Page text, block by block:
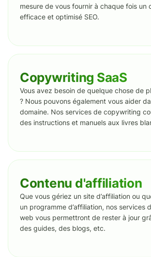
mesure de vous fournir à chaque fois un
efficace et optimisé SEO.
Copywriting SaaS
Vous avez besoin de quelque chose de
? Nous pouvons également vous aider
domaine. Nos services de copywriting
des instructions et manuels aux livres
Contenu d'affiliation
Que vous gériez un site d’affiliation ou
un programme d’affiliation, nos services
web vous permettront de rester à jour
des guides, des blogs, etc.